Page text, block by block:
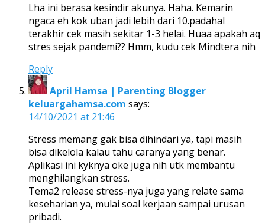
Lha ini berasa kesindir akunya. Haha. Kemarin
ngaca eh kok uban jadi lebih dari 10.padahal
terakhir cek masih sekitar 1-3 helai. Huaa apakah aq
stres sejak pandemi?? Hmm, kudu cek Mindtera nih
Reply
April Hamsa | Parenting Blogger
keluargahamsa.com says:
14/10/2021 at 21:46
Stress memang gak bisa dihindari ya, tapi masih
bisa dikelola kalau tahu caranya yang benar.
Aplikasi ini kyknya oke juga nih utk membantu
menghilangkan stress.
Tema2 release stress-nya juga yang relate sama
keseharian ya, mulai soal kerjaan sampai urusan
pribadi.